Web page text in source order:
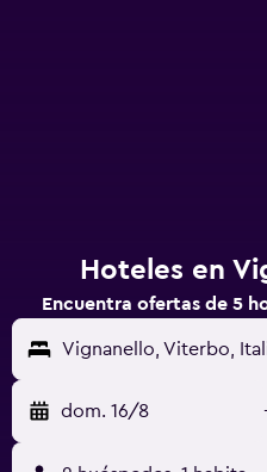
Hoteles en
Encuentra ofertas de 5
Vignanello, Viterbo,
dom. 16/8